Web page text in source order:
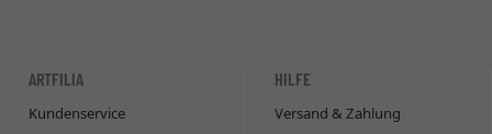
ARTFILIA
Kundenservice
HILFE
Versand & Zahlung